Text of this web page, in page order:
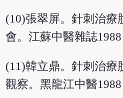
(10)張翠屏。針刺治療
會。江蘇中醫雜誌1988
(11)韓立鼎。針刺治療
觀察。黑龍江中醫1988